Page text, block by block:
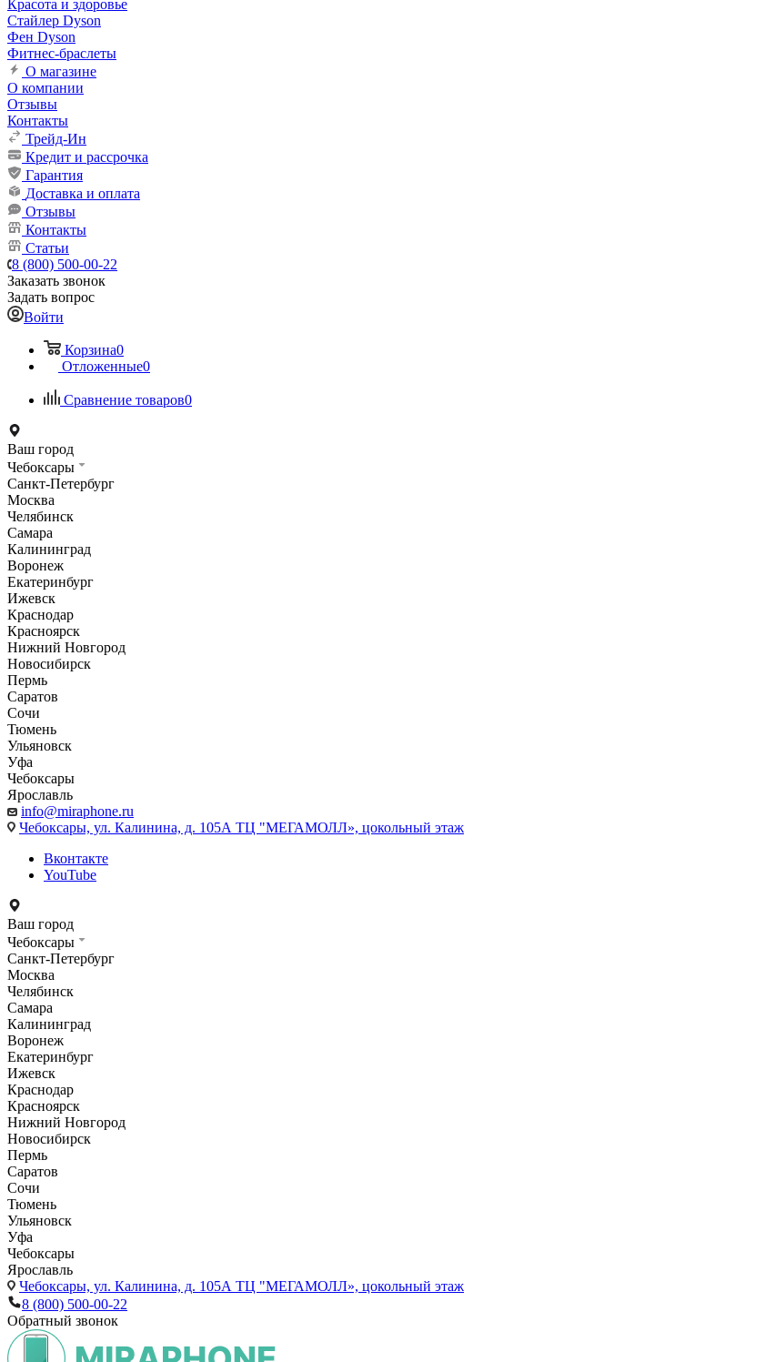
Красота и здоровье
Стайлер Dyson
Фен Dyson
Фитнес-браслеты
О магазине
О компании
Отзывы
Контакты
Трейд-Ин
Кредит и рассрочка
Гарантия
Доставка и оплата
Отзывы
Контакты
Статьи
8 (800) 500-00-22
Заказать звонок
Задать вопрос
Войти
Корзина0
Отложенные0
Сравнение товаров0
Ваш город
Чебоксары
Санкт-Петербург
Москва
Челябинск
Самара
Калининград
Воронеж
Екатеринбург
Ижевск
Краснодар
Красноярск
Нижний Новгород
Новосибирск
Пермь
Саратов
Сочи
Тюмень
Ульяновск
Уфа
Чебоксары
Ярославль
info@miraphone.ru
Чебоксары, ул. Калинина, д. 105А ТЦ "МЕГАМОЛЛ», цокольный этаж
Вконтакте
YouTube
Ваш город
Чебоксары
Санкт-Петербург
Москва
Челябинск
Самара
Калининград
Воронеж
Екатеринбург
Ижевск
Краснодар
Красноярск
Нижний Новгород
Новосибирск
Пермь
Саратов
Сочи
Тюмень
Ульяновск
Уфа
Чебоксары
Ярославль
Чебоксары, ул. Калинина, д. 105А ТЦ "МЕГАМОЛЛ», цокольный этаж
8 (800) 500-00-22
Обратный звонок